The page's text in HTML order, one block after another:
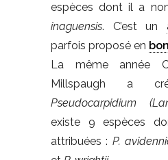
espèces dont il a
inaguensis. C’est un
parfois proposé en
La même année
Millspaugh a
Pseudocarpidium
existe 9 espèces
attribuées : P.